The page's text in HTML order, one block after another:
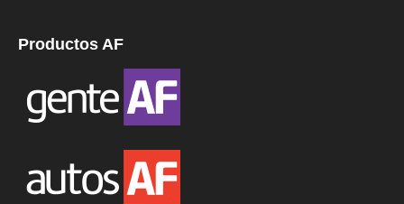
Productos AF